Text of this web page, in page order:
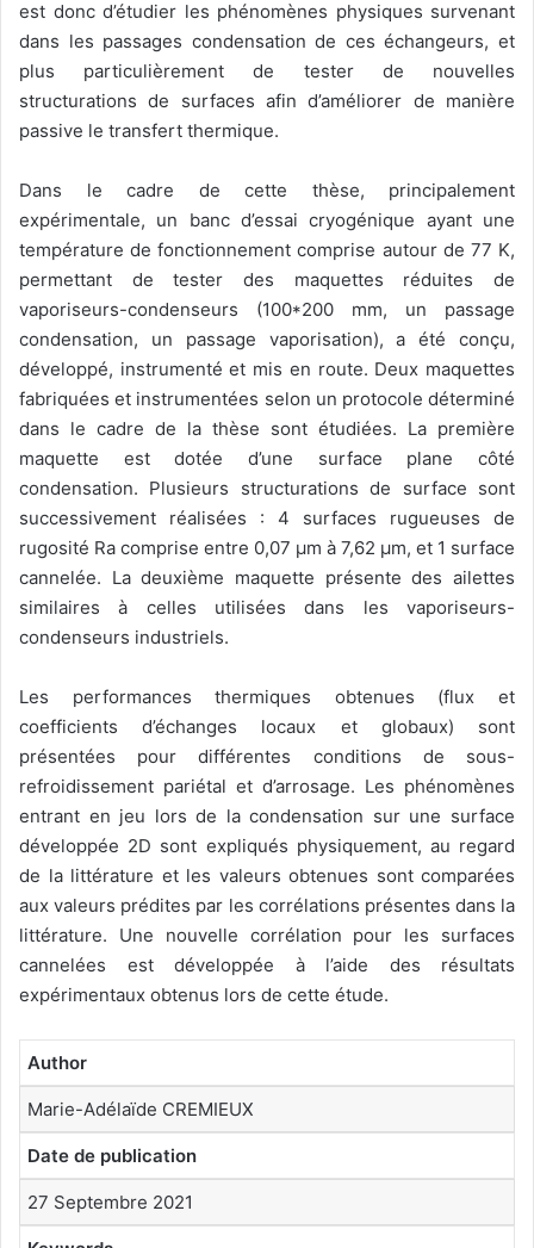
est donc d’étudier les phénomènes physiques survenant
dans les passages condensation de ces échangeurs, et
plus particulièrement de tester de nouvelles
structurations de surfaces afin d’améliorer de manière
passive le transfert thermique.
Dans le cadre de cette thèse, principalement
expérimentale, un banc d’essai cryogénique ayant une
température de fonctionnement comprise autour de 77 K,
permettant de tester des maquettes réduites de
vaporiseurs-condenseurs (100*200 mm, un passage
condensation, un passage vaporisation), a été conçu,
développé, instrumenté et mis en route. Deux maquettes
fabriquées et instrumentées selon un protocole déterminé
dans le cadre de la thèse sont étudiées. La première
maquette est dotée d’une surface plane côté
condensation. Plusieurs structurations de surface sont
successivement réalisées : 4 surfaces rugueuses de
rugosité Ra comprise entre 0,07 μm à 7,62 μm, et 1 surface
cannelée. La deuxième maquette présente des ailettes
similaires à celles utilisées dans les vaporiseurs-
condenseurs industriels.
Les performances thermiques obtenues (flux et
coefficients d’échanges locaux et globaux) sont
présentées pour différentes conditions de sous-
refroidissement pariétal et d’arrosage. Les phénomènes
entrant en jeu lors de la condensation sur une surface
développée 2D sont expliqués physiquement, au regard
de la littérature et les valeurs obtenues sont comparées
aux valeurs prédites par les corrélations présentes dans la
littérature. Une nouvelle corrélation pour les surfaces
cannelées est développée à l’aide des résultats
expérimentaux obtenus lors de cette étude.
Author
Marie-Adélaïde CREMIEUX
Date de publication
27 Septembre 2021